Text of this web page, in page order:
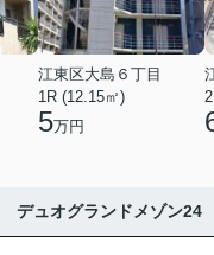
江東区大島６丁目
1R (12.15㎡)
5万円
デュオグランドメゾン24